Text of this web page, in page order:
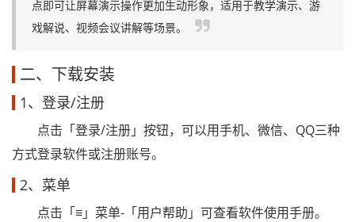
点即可让屏幕演示操作更加生动形象，适用于教学演示、游
戏解说、视频会议讲解等场景。
二、下载安装
1、登录/注册
点击「登录/注册」按钮，可以用手机、微信、QQ三种
方式登录软件或注册账号。
2、菜单
点击「≡」菜单-「用户帮助」可查看软件使用手册。